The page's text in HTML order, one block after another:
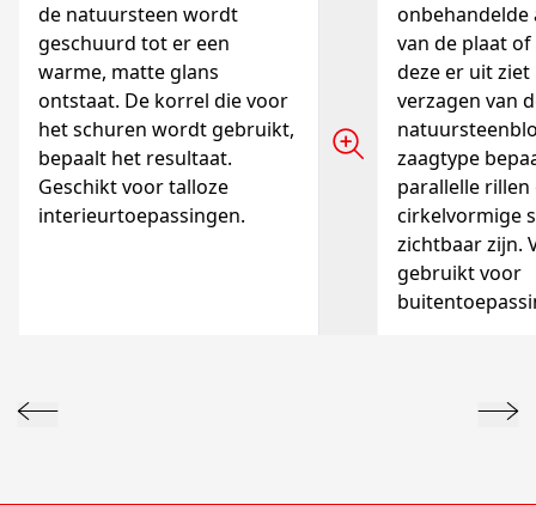
de natuursteen wordt
geschuurd tot er een
warme, matte glans
ontstaat. De korrel die voor
het schuren wordt gebruikt,
bepaalt het resultaat.
Geschikt voor talloze
interieurtoepassingen.
van de plaat
deze er uit ziet
verzagen van
zaagtype
parallelle rillen
cirkelvormige
zichtbaar zijn.
gebruikt voor